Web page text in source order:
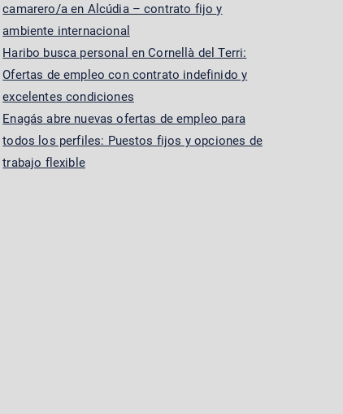
camarero/a en Alcúdia – contrato fijo y
ambiente internacional
Haribo busca personal en Cornellà del Terri:
Ofertas de empleo con contrato indefinido y
excelentes condiciones
Enagás abre nuevas ofertas de empleo para
todos los perfiles: Puestos fijos y opciones de
trabajo flexible